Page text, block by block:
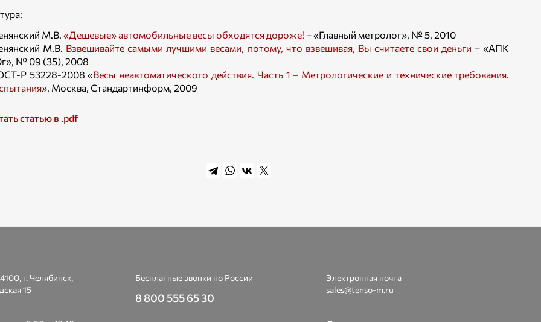
М.В. «Дешевые» автомобильные весы обходятся дороже! – «Главный метролог», № 5, 2010
М.В. Взвешивайте самыми лучшими весами, потому, что взвешивая, Вы считаете свои деньги – «АПК
№ 09 (35), 2008
Р 53228-2008 «Весы неавтоматического действия. Часть 1 – Метрологические и технические требования.
», Москва, Стандартинформ, 2009
статью в .pdf
г. Челябинск,
15
Бесплатные звонки по России
8 800 555 65 30
Электронная почта
sales@tenso-m.ru